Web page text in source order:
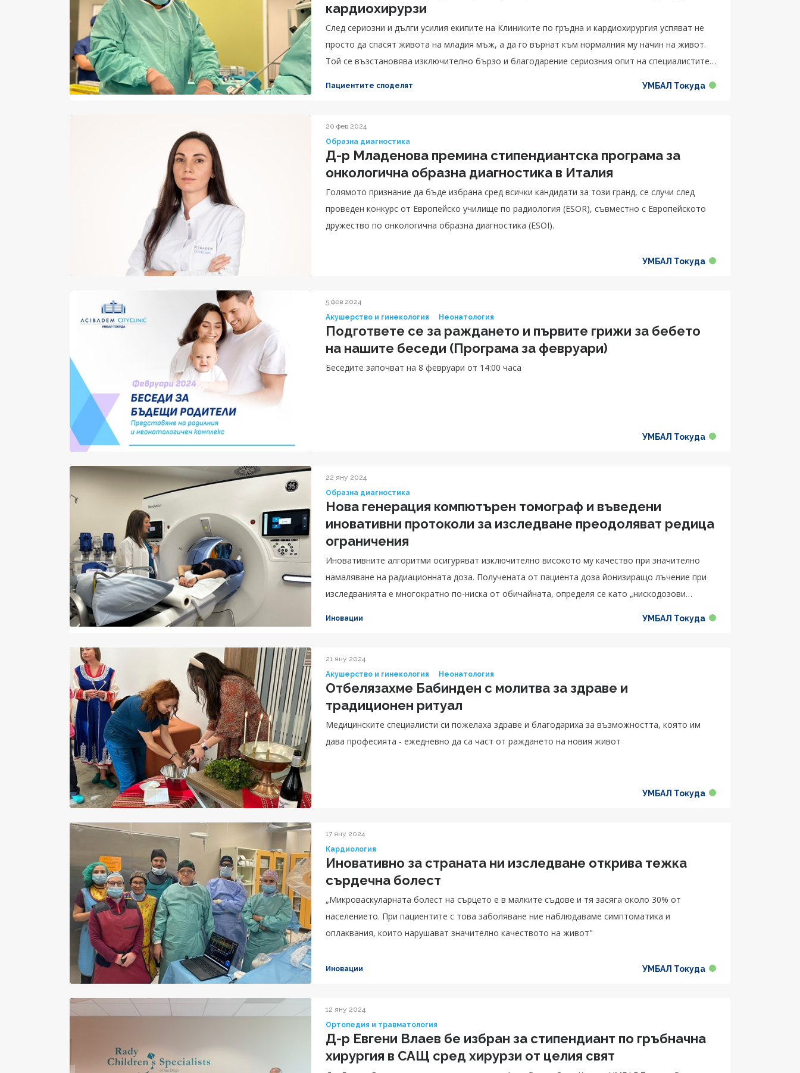
кардиохирурзи
След сериозни и дълги усилия екипите на Клиниките по гръдна и кардиохирургия успяват не
просто да спасят живота на младия мъж, а да го върнат към нормалния му начин на живот.
Той се възстановява изключително бързо и благодарение сериозния опит на специалистите,
Пациентите споделят УМБАЛ Токуда
20 фев 2024
Образна диагностика
Д-р Младенова премина стипендиантска програма за
онкологична образна диагностика в Италия
Голямото признание да бъде избрана сред всички кандидати за този гранд, се случи след
проведен конкурс от Европейско училище по радиология (ESOR), съвместно с Европейското
дружество по онкологична образна диагностика (ESOI).
УМБАЛ Токуда
5 фев 2024
Акушерство и гинекология
Неонатология
Подгответе се за раждането и първите грижи за бебето
на нашите беседи (Програма за февруари)
Беседите започват на 8 февруари от 14:00 часа
УМБАЛ Токуда
22 яну 2024
Образна диагностика
Нова генерация компютърен томограф и въведени
иновативни протоколи за изследване преодоляват редица
ограничения
Иновативните алгоритми осигуряват изключително високото му качество при значително
намаляване на радиационната доза. Получената от пациента доза йонизиращо лъчение при
изследванията е многократно по-ниска от обичайната, определя се като „нискодозови
Иновации УМБАЛ Токуда
21 яну 2024
Акушерство и гинекология
Неонатология
Отбелязахме Бабинден с молитва за здраве и
традиционен ритуал
Медицинските специалисти си пожелаха здраве и благодариха за възможността, която им
дава професията - ежедневно да са част от раждането на новия живот
УМБАЛ Токуда
17 яну 2024
Кардиология
Иновативно за страната ни изследване открива тежка
сърдечна болест
„Микроваскуларната болест на сърцето е в малките съдове и тя засяга около 30% от
населението. При пациентите с това заболяване ние наблюдаваме симптоматика и
оплаквания, които нарушават значително качеството на живот"
Иновации УМБАЛ Токуда
12 яну 2024
Ортопедия и травматология
Д-р Евгени Влаев бе избран за стипендиант по гръбначна
хирургия в САЩ сред хирурзи от целия свят